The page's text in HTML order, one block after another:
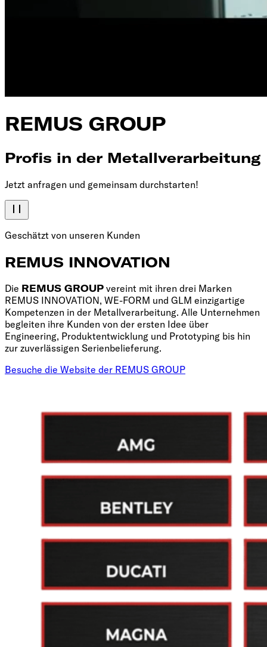
REMUS GROUP
Profis in der Metallverarbeitung
Jetzt anfragen und gemeinsam durchstarten!
Geschätzt von unseren Kunden
REMUS INNOVATION
Die REMUS GROUP vereint mit ihren drei Marken
REMUS INNOVATION, WE-FORM und GLM einzigartige
Kompetenzen in der Metallverarbeitung. Alle Unternehmen
begleiten ihre Kunden von der ersten Idee über
Engineering, Produktentwicklung und Prototyping bis hin
zur zuverlässigen Serienbelieferung.
Besuche die Website der REMUS GROUP